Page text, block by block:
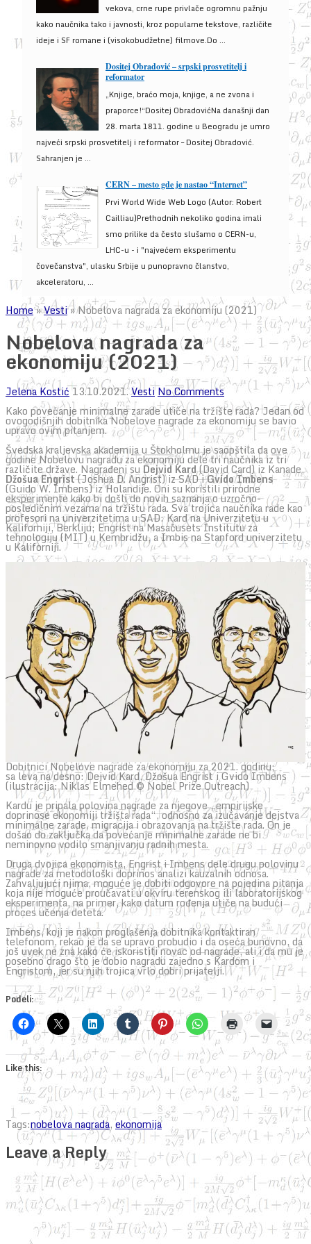
vekova, crne rupe privlače ogromnu pažnju
kako naučnika tako i javnosti, kroz popularne tekstove, različite
ideje i SF romane i (visokobudžetne) filmove.Do ...
Dositej Obradović – srpski prosvetitelj i
reformator
„Knjige, braćo moja, knjige, a ne zvona i
praporce!“Dositej ObradovićNa današnji dan
28. marta 1811. godine u Beogradu je umro
najveći srpski prosvetitelj i reformator – Dositej Obradović.
Sahranjen je ...
CERN – mesto gde je nastao “Internet”
Prvi World Wide Web Logo (Autor: Robert
Cailliau)Prethodnih nekoliko godina imali
smo prilike da često slušamo o CERN-u,
LHC-u - i "najvećem eksperimentu
čovečanstva", ulasku Srbije u punopravno članstvo,
akceleratoru, ...
Home»Vesti»Nobelova nagrada za ekonomiju (2021)
Nobelova nagrada za
ekonomiju (2021)
Jelena Kostić13.10.2021.VestiNo Comments
Kako povećanje minimalne zarade utiče na tržište rada? Jedan od
ovogodišnjih dobitnika Nobelove nagrade za ekonomiju se bavio
upravo ovim pitanjem.
Švedska kraljevska akademija u Štokholmu je saopštila da ove
godine Nobelovu nagradu za ekonomiju dele tri naučnika iz tri
različite države. Nagrađeni su Dejvid Kard(David Card) iz Kanade,
Džošua Engrist(Joshua D. Angrist) iz SAD iGvido Imbens
(Guido W. Imbens) iz Holandije. Oni su koristili prirodne
eksperimente kako bi došli do novih saznanja o uzročno-
posledičnim vezama na tržištu rada. Sva trojica naučnika rade kao
profesori na univerzitetima u SAD: Kard na Univerzitetu u
Kaliforniji, Berkliju; Engrist na Masačusets Institutu za
tehnologiju (MIT) u Kembridžu, a Imbis na Stanford univerzitetu
u Kaliforniji.
Dobitnici Nobelove nagrade za ekonomiju za 2021. godinu;
sa leva na desno: Dejvid Kard, Džošua Engrist i Gvido Imbens
(ilustracija: Niklas Elmehed © Nobel Prize Outreach)
Kardu je pripala polovina nagrade za njegove „empirijske
doprinose ekonomiji tržišta rada“, odnosno za izučavanje dejstva
minimalne zarade, migracija i obrazovanja na tržište rada. On je
došao do zaključka da povećanje minimalne zarade ne bi
neminovno vodilo smanjivanju radnih mesta.
Druga dvojica ekonomista, Engrist i Imbens dele drugu polovinu
nagrade za metodološki doprinos analizi kauzalnih odnosa.
Zahvaljujući njima, moguće je dobiti odgovore na pojedina pitanja
koja nije moguće proučavati u okviru terenskog ili laboratorijskog
eksperimenta, na primer, kako datum rođenja utiče na budući
proces učenja deteta.
Imbens, koji je nakon proglašenja dobitnika kontaktiran
telefonom, rekao je da se upravo probudio i da oseća bunovno, da
još uvek ne zna kako će iskoristiti novac od nagrade, ali i da mu je
posebno drago što je dobio nagradu zajedno s Kardom i
Engristom, jer su njih trojica vrlo dobri prijatelji.
Podeli:
Like this:
Tags:nobelova nagrada, ekonomija
Leave a Reply